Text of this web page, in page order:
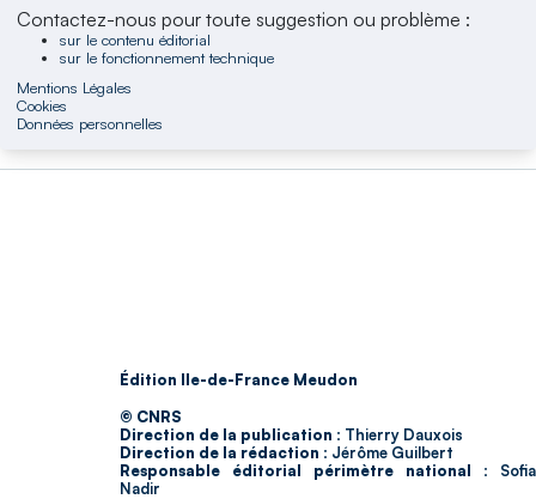
Contactez-nous pour toute suggestion ou problème :
sur le contenu éditorial
sur le fonctionnement technique
Mentions Légales
Cookies
Données personnelles
Édition Ile-de-France Meudon
© CNRS
Direction de la publication : Thierry Dauxois
Direction de la rédaction : Jérôme Guilbert
Responsable éditorial périmètre national : Sofia
Nadir